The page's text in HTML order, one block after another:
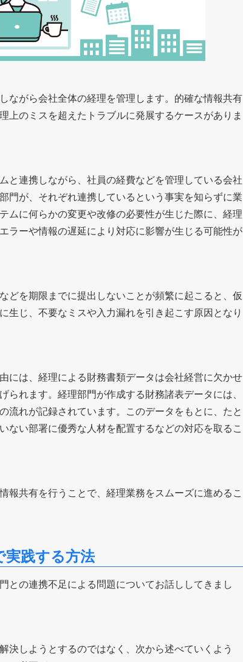
ながら会社全体の経理を管理します。的確な情報共有
上のミスを超えたトラブルに発展するケースがありま
と連携しながら、社員の経費などを管理している会社
門が、それぞれ連携しているという事実を知らずに業
ムに何らかの変更や改修の必要性が生じた際に、経理
ラーや情報の遅延により対応に影響が生じる可能性が
どを期限までに提出しないことが頻繁に起こると、仮
生じ、不要なミスや入力漏れを引き起こす原因となり
には、経理による財務書類データは会社経営に欠かせ
られます。経理部門が作成する財務諸表データには、
流れが記録されています。このデータをもとに、たと
ない部署に優秀な人材を配置するなどの対応を取るこ
報共有を行うことで、経理業務をスムーズに進めるこ
実践する方法
との連携不足による問題についてお話ししてきまし
決しようとするのではなく、次から述べていくよう